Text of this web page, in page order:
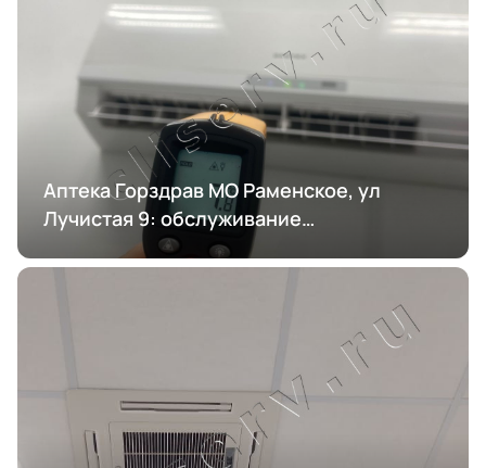
Аптека Горздрав МО Раменское, ул
Лучистая 9: обслуживание
кондиционирования